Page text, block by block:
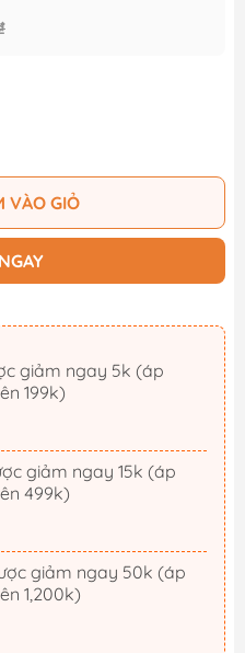
VÀO GIỎ
199k)
499k)
1,200k)